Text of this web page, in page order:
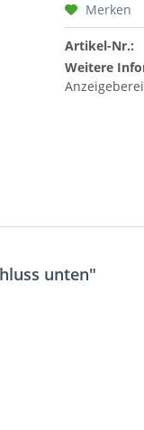
Merken
Artikel-Nr.:
Weitere
unten"